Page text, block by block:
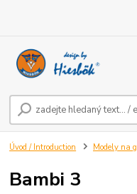
Úvod / Introduction Modely na
Bambi 3